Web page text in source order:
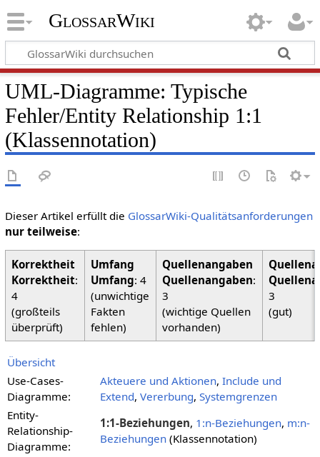
GlossarWiki
UML-Diagramme: Typische
Fehler/Entity Relationship 1:1
(Klassennotation)
Dieser Artikel erfüllt die GlossarWiki-Qualitätsanforderungen
nur teilweise:
Korrektheit:
4
(großteils
überprüft)
Umfang: 4
(unwichtige
Fakten
fehlen)
Quellenangaben:
3
(wichtige Quellen
vorhanden)
3
(gut)
Übersicht
Use-Cases-
Diagramme:
Akteuere und Aktionen, Include und
Extend, Vererbung, Systemgrenzen
Entity-
Relationship-
Diagramme:
1:1-Beziehungen, 1:n-Beziehungen, m:n-
Beziehungen(Klassennotation)